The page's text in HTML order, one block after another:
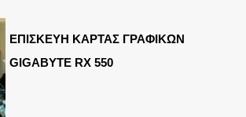
ΕΠΙΣΚΕΥΗ ΚΑΡΤΑΣ ΓΡΑΦΙΚΩΝ
GIGABYTE RX 550